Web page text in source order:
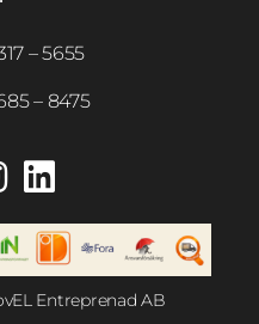
– 5655
– 8475
Entreprenad AB